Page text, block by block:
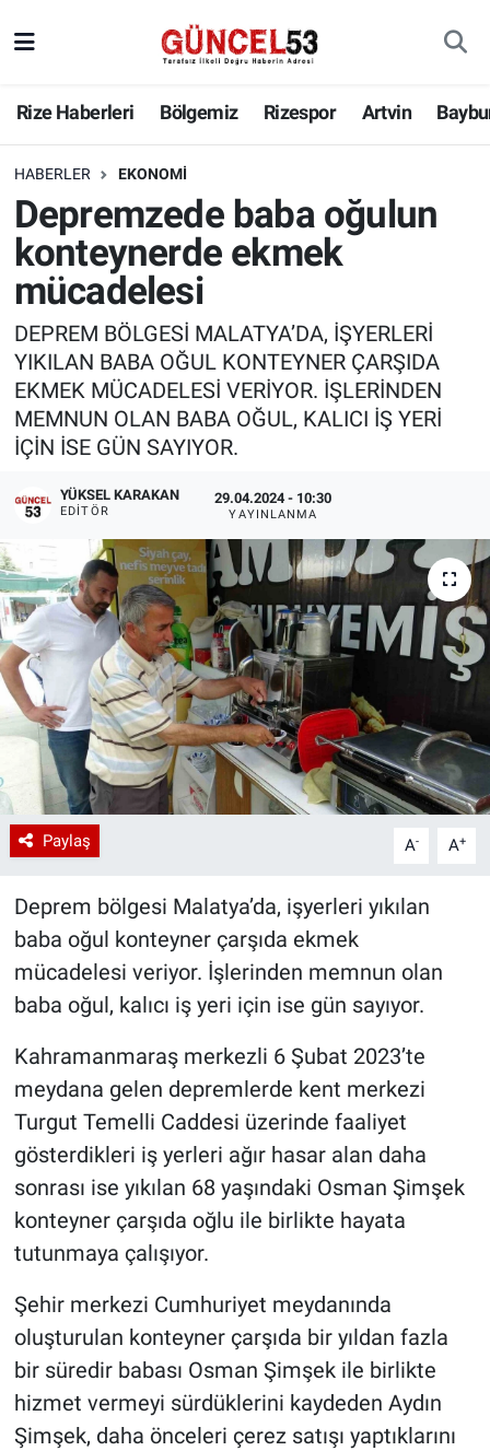
Rize Haberleri Bölgemiz Rizespor Artvin
HABERLER EKONOMI
Depremzede baba oğulun
konteynerde ekmek
mücadelesi
DEPREM BÖLGESİ MALATYA’DA, İŞYERLERİ
YIKILAN BABA OĞUL KONTEYNER ÇARŞIDA
EKMEK MÜCADELESİ VERİYOR. İŞLERİNDEN
MEMNUN OLAN BABA OĞUL, KALICI İŞ YERİ
İÇİN İSE GÜN SAYIYOR.
YÜKSEL KARAKAN
EDITÖR
29.04.2024 - 10:30
YAYINLANMA
Paylaş A- A+
Deprem bölgesi Malatya’da, işyerleri yıkılan
baba oğul konteyner çarşıda ekmek
mücadelesi veriyor. İşlerinden memnun olan
baba oğul, kalıcı iş yeri için ise gün sayıyor.
Kahramanmaraş merkezli 6 Şubat 2023’te
meydana gelen depremlerde kent merkezi
Turgut Temelli Caddesi üzerinde faaliyet
gösterdikleri iş yerleri ağır hasar alan daha
sonrası ise yıkılan 68 yaşındaki Osman Şimşek
konteyner çarşıda oğlu ile birlikte hayata
tutunmaya çalışıyor.
Şehir merkezi Cumhuriyet meydanında
oluşturulan konteyner çarşıda bir yıldan fazla
bir süredir babası Osman Şimşek ile birlikte
hizmet vermeyi sürdüklerini kaydeden Aydın
Şimşek, daha önceleri çerez satışı yaptıklarını